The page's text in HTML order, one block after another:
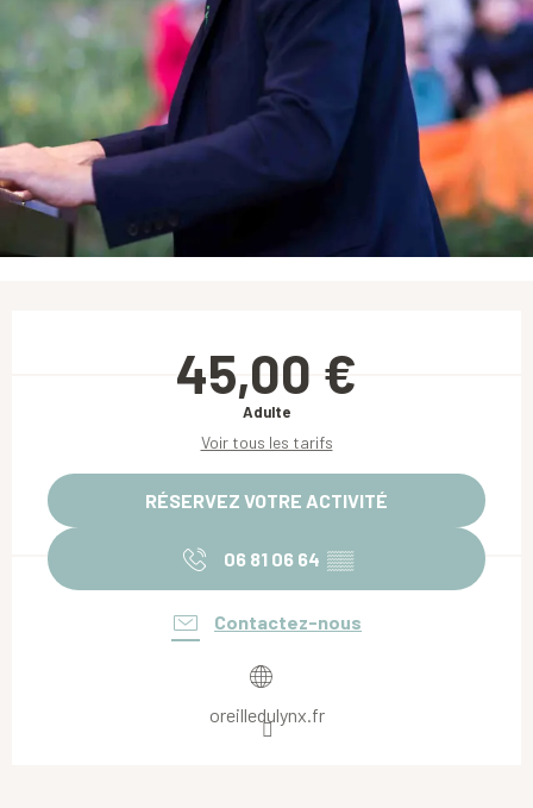
45,00 €
Adulte
Voir tous les tarifs
RÉSERVEZ VOTRE ACTIVITÉ
06 81 06 64 ▒▒
Contactez-nous
oreilledulynx.fr